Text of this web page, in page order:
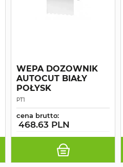
WEPA DOZOWNIK
AUTOCUT BIAŁY
POŁYSK
PT1
cena brutto:
468.63 PLN